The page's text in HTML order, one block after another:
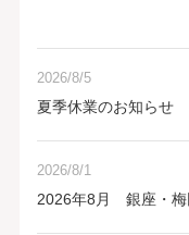
2026/8/5
夏季休業のお知らせ
2026/8/1
2026年8月 銀座・梅